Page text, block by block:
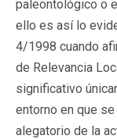
paleontológico o
ello es así lo
4/1998 cuando
de Relevancia
significativo
entorno en que
alegatorio de la